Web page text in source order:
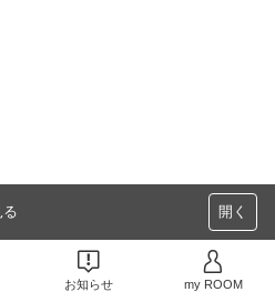
開く
お知らせ my ROOM